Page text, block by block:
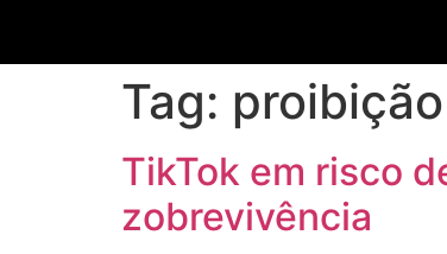
Tag:
TikTok em risco
zobrevivência